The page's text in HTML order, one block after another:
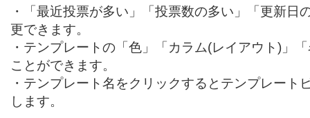
・「最近投票が多い」「投票数の多い」「更新日
更できます。
・テンプレートの「色」「カラム(レイアウト)」
ことができます。
・テンプレート名をクリックするとテンプレート
します。